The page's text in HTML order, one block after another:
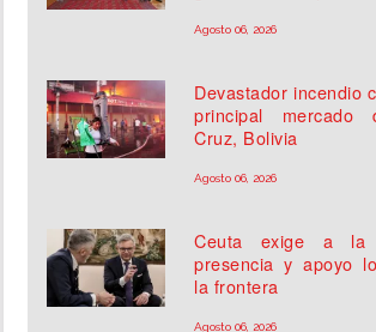
Agosto 06, 2026
Devastador incendio
principal mercado
Cruz, Bolivia
Agosto 06, 2026
Ceuta exige a la
presencia y apoyo
la frontera
Agosto 06, 2026